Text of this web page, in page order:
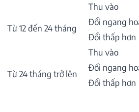
Từ 12 đến 24 tháng
Thu vào
Đổi ngang
Đổi thấp hơn
Từ 24 tháng trở lên
Thu vào
Đổi ngang
Đổi thấp hơn